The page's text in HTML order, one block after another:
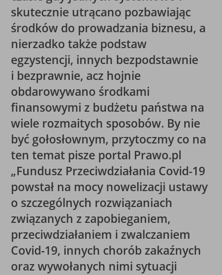
skutecznie utrącano pozbawiając
środków do prowadzania biznesu, a
nierzadko także podstaw
egzystencji, innych bezpodstawnie
i bezprawnie, acz hojnie
obdarowywano środkami
finansowymi z budżetu państwa na
wiele rozmaitych sposobów. By nie
być gołosłownym, przytoczmy co na
ten temat pisze portal Prawo.pl
„Fundusz Przeciwdziałania Covid-19
powstał na mocy nowelizacji ustawy
o szczególnych rozwiązaniach
związanych z zapobieganiem,
przeciwdziałaniem i zwalczaniem
Covid-19, innych chorób zakaźnych
oraz wywołanych nimi sytuacji